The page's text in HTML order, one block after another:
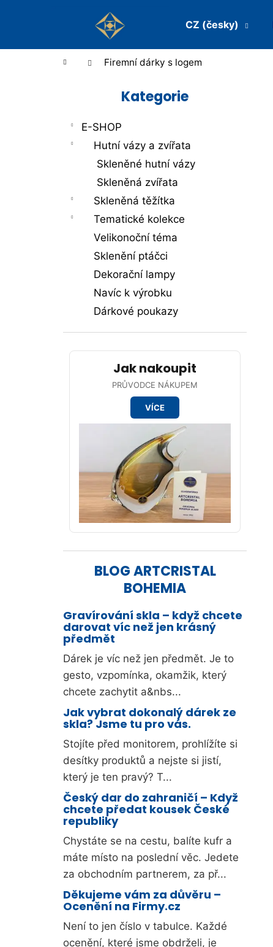
CZ (česky)
Domů Firemní dárky s logem
Kategorie
E-SHOP
Hutní vázy a zvířata
Skleněné hutní vázy
Skleněná zvířata
Skleněná těžítka
Tematické kolekce
Velikonoční téma
Sklenění ptáčci
Dekorační lampy
Navíc k výrobku
Dárkové poukazy
Jak nakoupit
PRŮVODCE NÁKUPEM
VÍCE
BLOG ARTCRISTAL
BOHEMIA
Gravírování skla – když chcete
darovat víc než jen krásný
předmět
Dárek je víc než jen předmět. Je to
gesto, vzpomínka, okamžik, který
chcete zachytit a&nbs...
Jak vybrat dokonalý dárek ze
skla? Jsme tu pro vás.
Stojíte před monitorem, prohlížíte si
desítky produktů a nejste si jistí,
který je ten pravý? T...
Český dar do zahraničí – Když
chcete předat kousek České
republiky
Chystáte se na cestu, balíte kufr a
máte místo na poslední věc. Jedete
za obchodním partnerem, za př...
Děkujeme vám za důvěru –
Ocenění na Firmy.cz
Není to jen číslo v tabulce. Každé
ocenění, které jsme obdrželi, je
š
do
do